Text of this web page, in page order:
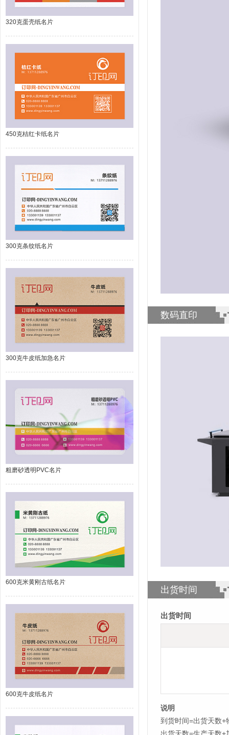
320克蛋壳纸名片
450克桔红卡纸名片
300克条纹纸名片
300克牛皮纸加急名片
粗磨砂透明PVC名片
600克米黄刚古纸名片
600克牛皮纸名片
数码直印
出货时间
出货时间
说明
到货时间=出货天数+